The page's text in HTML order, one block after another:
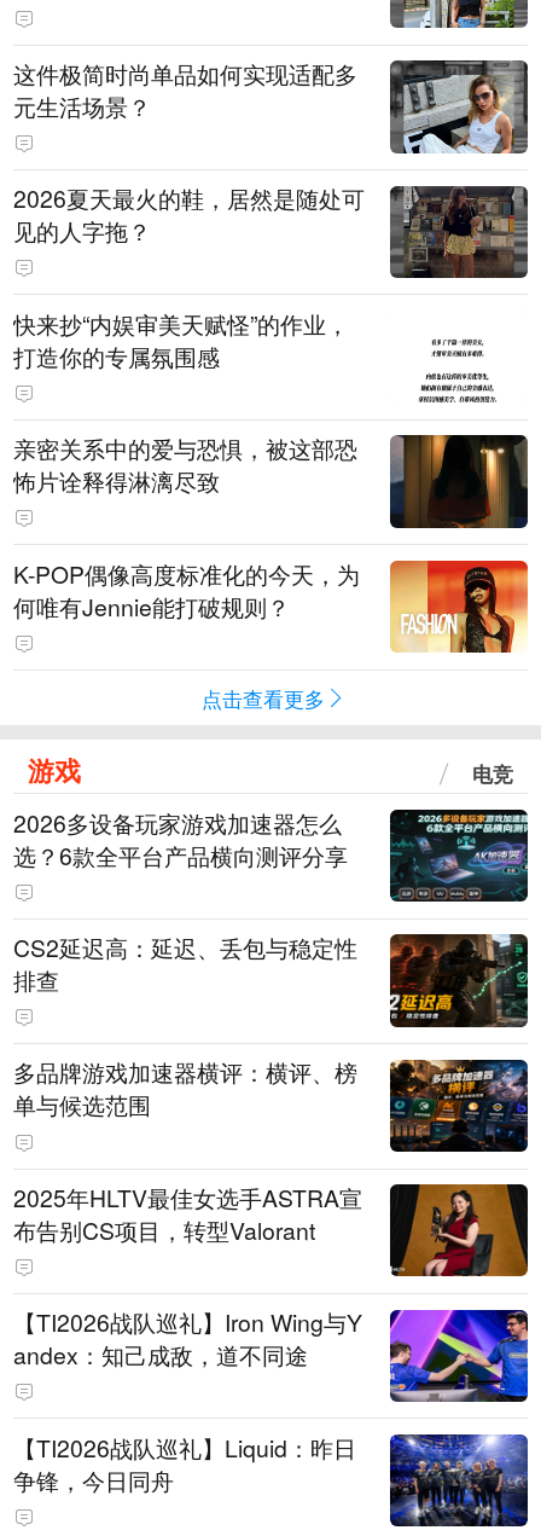
这件极简时尚单品如何实现适配多
元生活场景？
2026夏天最火的鞋，居然是随处可
见的人字拖？
快来抄“内娱审美天赋怪”的作业，
打造你的专属氛围感
亲密关系中的爱与恐惧，被这部恐
怖片诠释得淋漓尽致
K-POP偶像高度标准化的今天，为
何唯有Jennie能打破规则？
点击查看更多
游戏 电竞
2026多设备玩家游戏加速器怎么
选？6款全平台产品横向测评分享
CS2延迟高：延迟、丢包与稳定性
排查
多品牌游戏加速器横评：横评、榜
单与候选范围
2025年HLTV最佳女选手ASTRA宣
布告别CS项目，转型Valorant
【TI2026战队巡礼】Iron Wing与Y
andex：知己成敌，道不同途
【TI2026战队巡礼】Liquid：昨日
争锋，今日同舟